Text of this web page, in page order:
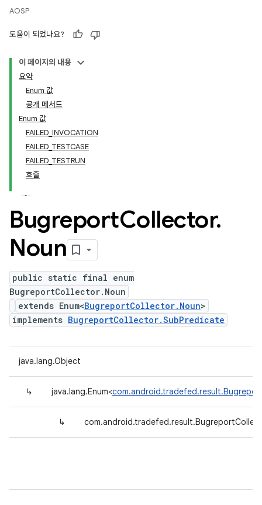
AOSP
도움이 되었나요?
이 페이지의 내용
요약
Enum 값
공개 메서드
Enum 값
FAILED_INVOCATION
FAILED_TESTCASE
FAILED_TESTRUN
호출
BugreportCollector.
Noun
public static final enum
BugreportCollector.Noun
extends Enum<BugreportCollector.Noun>
implements BugreportCollector.SubPredicate
java.lang.Object
↳ java.lang.Enum<
↳